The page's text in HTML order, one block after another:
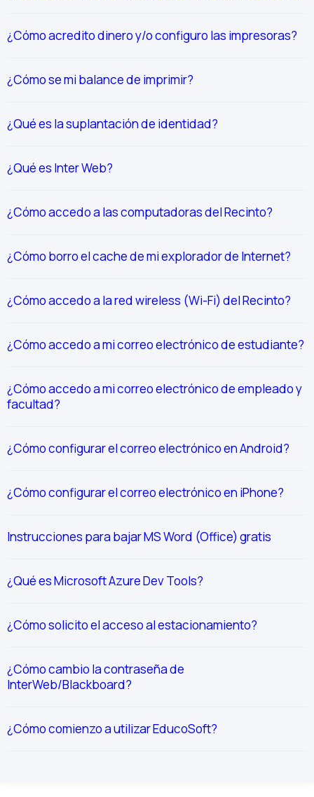
¿Cómo acredito dinero y/o configuro las impresoras?
¿Cómo se mi balance de imprimir?
¿Qué es la suplantación de identidad?
¿Qué es Inter Web?
¿Cómo accedo a las computadoras del Recinto?
¿Cómo borro el cache de mi explorador de Internet?
¿Cómo accedo a la red wireless (Wi-Fi) del Recinto?
¿Cómo accedo a mi correo electrónico de estudiante?
¿Cómo accedo a mi correo electrónico de empleado y
facultad?
¿Cómo configurar el correo electrónico en Android?
¿Cómo configurar el correo electrónico en iPhone?
Instrucciones para bajar MS Word (Office) gratis
¿Qué es Microsoft Azure Dev Tools?
¿Cómo solicito el acceso al estacionamiento?
¿Cómo cambio la contraseña de
InterWeb/Blackboard?
¿Cómo comienzo a utilizar EducoSoft?